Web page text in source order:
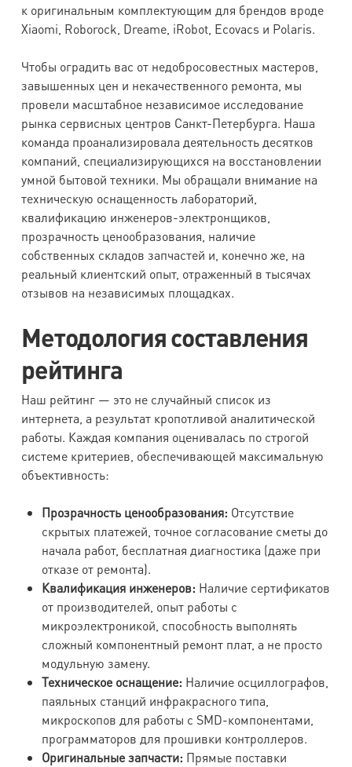
к оригинальным комплектующим для брендов вроде
Xiaomi, Roborock, Dreame, iRobot, Ecovacs и Polaris.
Чтобы оградить вас от недобросовестных мастеров,
завышенных цен и некачественного ремонта, мы
провели масштабное независимое исследование
рынка сервисных центров Санкт-Петербурга. Наша
команда проанализировала деятельность десятков
компаний, специализирующихся на восстановлении
умной бытовой техники. Мы обращали внимание на
техническую оснащенность лабораторий,
квалификацию инженеров-электронщиков,
прозрачность ценообразования, наличие
собственных складов запчастей и, конечно же, на
реальный клиентский опыт, отраженный в тысячах
отзывов на независимых площадках.
Методология составления
рейтинга
Наш рейтинг — это не случайный список из
интернета, а результат кропотливой аналитической
работы. Каждая компания оценивалась по строгой
системе критериев, обеспечивающей максимальную
объективность:
Прозрачность ценообразования: Отсутствие
скрытых платежей, точное согласование сметы до
начала работ, бесплатная диагностика (даже при
отказе от ремонта).
Квалификация инженеров: Наличие сертификатов
от производителей, опыт работы с
микроэлектроникой, способность выполнять
сложный компонентный ремонт плат, а не просто
модульную замену.
Техническое оснащение: Наличие осциллографов,
паяльных станций инфракрасного типа,
микроскопов для работы с SMD-компонентами,
программаторов для прошивки контроллеров.
Оригинальные запчасти: Прямые поставки